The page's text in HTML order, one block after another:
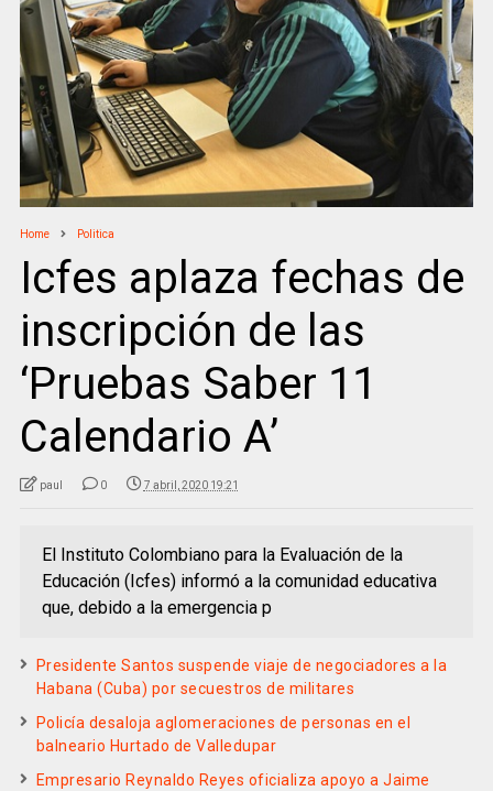
Home Politica
Icfes aplaza fechas de
inscripción de las
‘Pruebas Saber 11
Calendario A’
paul 0 7 abril, 2020 19:21
El Instituto Colombiano para la Evaluación de la
Educación (Icfes) informó a la comunidad educativa
que, debido a la emergencia p
Presidente Santos suspende viaje de negociadores a la
Habana (Cuba) por secuestros de militares
Policía desaloja aglomeraciones de personas en el
balneario Hurtado de Valledupar
Empresario Reynaldo Reyes oficializa apoyo a Jaime